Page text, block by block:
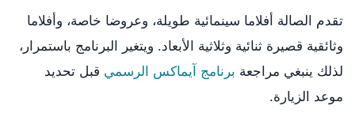
تقدم الصالة أفلاما سينمائية طويلة، وعروضا خاصة، وأفلاما
وثائقية قصيرة ثنائية وثلاثية الأبعاد. ويتغير البرنامج باستمرار،
لذلك ينبغي مراجعة برنامج آيماكس الرسمي قبل تحديد
موعد الزيارة.